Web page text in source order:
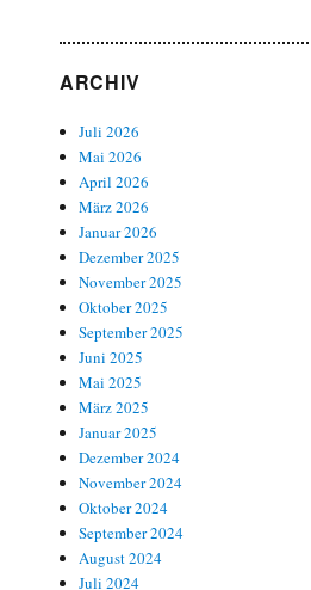
ARCHIV
Juli 2026
Mai 2026
April 2026
März 2026
Januar 2026
Dezember 2025
November 2025
Oktober 2025
September 2025
Juni 2025
Mai 2025
März 2025
Januar 2025
Dezember 2024
November 2024
Oktober 2024
September 2024
August 2024
Juli 2024